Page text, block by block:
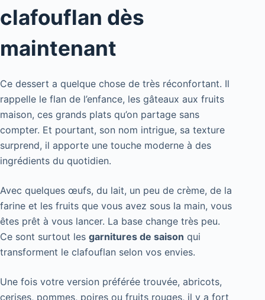
clafouflan dès
maintenant
Ce dessert a quelque chose de très réconfortant. Il
rappelle le flan de l’enfance, les gâteaux aux fruits
maison, ces grands plats qu’on partage sans
compter. Et pourtant, son nom intrigue, sa texture
surprend, il apporte une touche moderne à des
ingrédients du quotidien.
Avec quelques œufs, du lait, un peu de crème, de la
farine et les fruits que vous avez sous la main, vous
êtes prêt à vous lancer. La base change très peu.
Ce sont surtout les garnitures de saison qui
transforment le clafouflan selon vos envies.
Une fois votre version préférée trouvée, abricots,
cerises, pommes, poires ou fruits rouges, il y a fort